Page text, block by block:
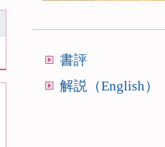
書評
解説（English）